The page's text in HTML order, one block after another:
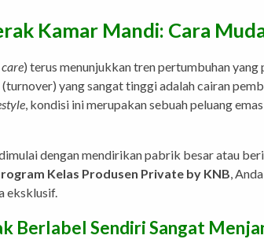
Kamar Mandi: Cara
) terus menunjukkan tren pertumbuhan
yang sangat tinggi adalah cairan
, kondisi ini merupakan sebuah peluang
dengan mendirikan pabrik besar atau
Kelas Produsen Private by KNB,
eksklusif.
Berlabel Sendiri Sangat